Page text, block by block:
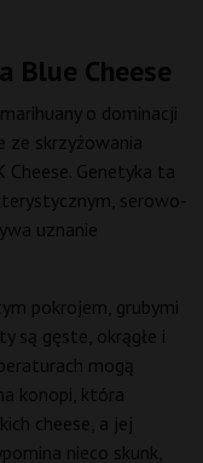
Blue Cheese
o dominacji
ze skrzyżowania
Genetyka ta
serowo-
uznanie
pokrojem, grubymi
są gęste, okrągłe i
mogą
konopi, która
cheese, a jej
nieco skunk,